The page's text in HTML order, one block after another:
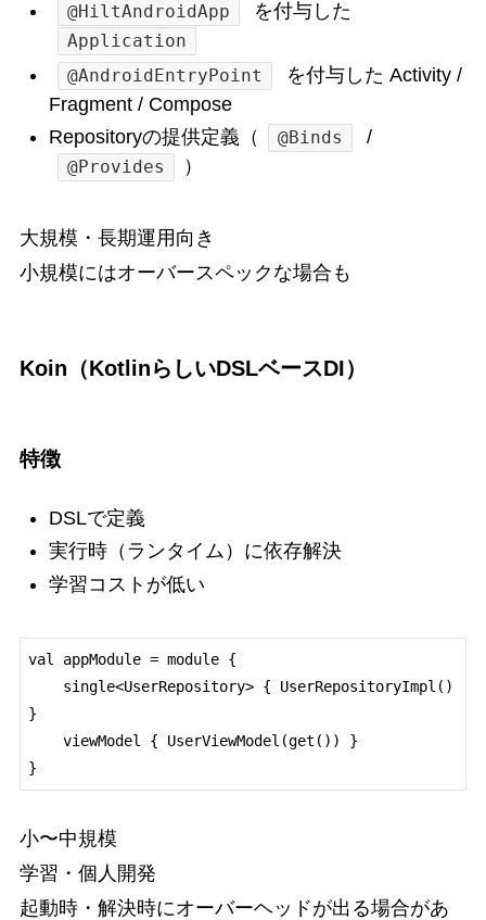
@HiltAndroidApp を付与した
Application
@AndroidEntryPoint
を付与した Activity /
Fragment / Compose
Repositoryの提供定義（
@Binds /
@Provides ）
大規模・長期運用向き
小規模にはオーバースペックな場合も
Koin（KotlinらしいDSLベースDI）
特徴
DSLで定義
実行時（ランタイム）に依存解決
学習コストが低い
val appModule = module {
}
小〜中規模
学習・個人開発
起動時・解決時にオーバーヘッドが出る場合があ